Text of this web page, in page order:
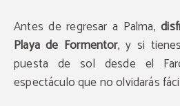
Antes de regresar a Palma,
Playa de Formentor, y si
puesta de sol desde el
espectáculo que no olvidarás